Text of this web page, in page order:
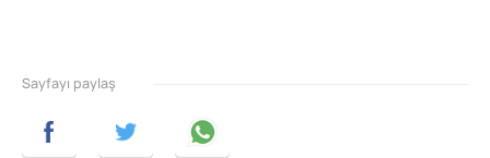
Sayfayı paylaş